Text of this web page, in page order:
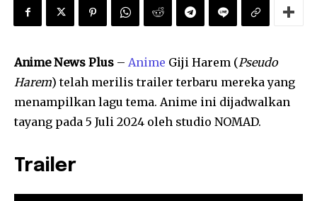
Anime News Plus – Anime Giji Harem (Pseudo
Harem) telah merilis trailer terbaru mereka yang
menampilkan lagu tema. Anime ini dijadwalkan
tayang pada 5 Juli 2024 oleh studio NOMAD.
Trailer